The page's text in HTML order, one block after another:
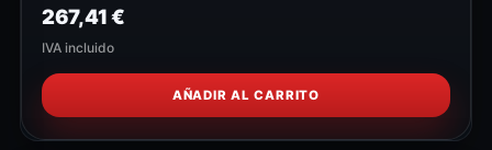
267,41€
IVA incluido
AÑADIR AL CARRITO